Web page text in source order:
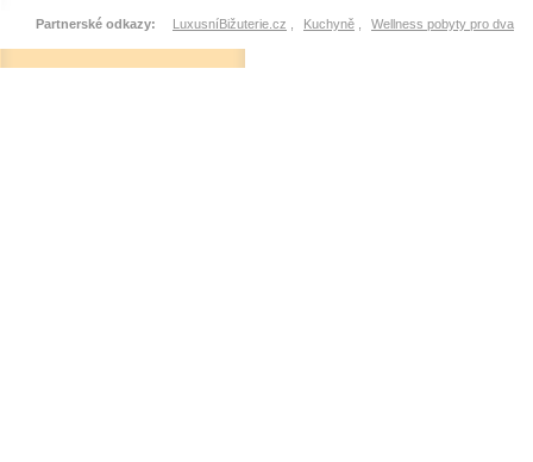
Partnerské odkazy: LuxusníBižuterie.cz Kuchyně Wellness pobyty pro dva